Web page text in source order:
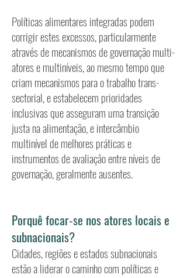
Políticas alimentares integradas podem
corrigir estes excessos, particularmente
através de mecanismos de governação multi-
atores e multiníveis, ao mesmo tempo que
criam mecanismos para o trabalho trans-
sectorial, e estabelecem prioridades
inclusivas que asseguram uma transição
justa na alimentação, e intercâmbio
multinível de melhores práticas e
instrumentos de avaliação entre níveis de
governação, geralmente ausentes.
Porquê focar-se nos atores locais e
subnacionais?
Cidades, regiões e estados subnacionais
estão a liderar o caminho com políticas e